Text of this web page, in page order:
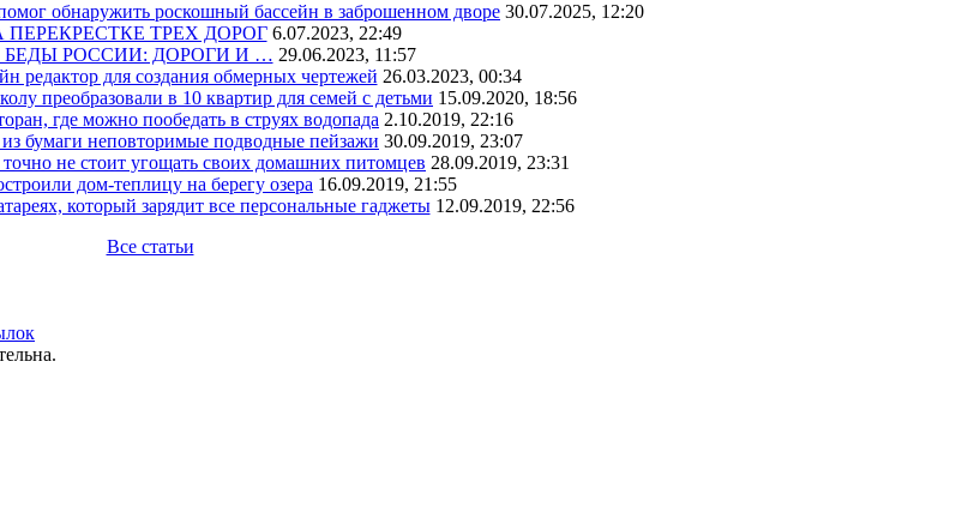
обнаружить роскошный бассейн в заброшенном дворе 30.07.2025, 12:20
ПЕРЕКРЕСТКЕ ТРЕХ ДОРОГ 6.07.2023, 22:49
БЕДЫ РОССИИ: ДОРОГИ И … 29.06.2023, 11:57
редактор для создания обмерных чертежей 26.03.2023, 00:34
преобразовали в 10 квартир для семей с детьми 15.09.2020, 18:56
где можно пообедать в струях водопада 2.10.2019, 22:16
из бумаги неповторимые подводные пейзажи 30.09.2019, 23:07
не стоит угощать своих домашних питомцев 28.09.2019, 23:31
дом-теплицу на берегу озера 16.09.2019, 21:55
который зарядит все персональные гаджеты 12.09.2019, 22:56
Все статьи